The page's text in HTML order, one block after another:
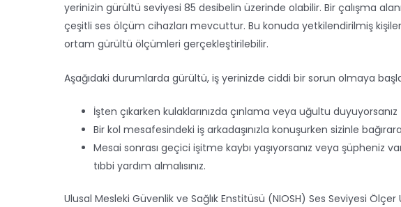
yerinizin gürültü seviyesi 85 desibelin üzerinde olabilir. Bir çalışma
çeşitli ses ölçüm cihazları mevcuttur. Bu konuda yetkilendirilmiş
ortam gürültü ölçümleri gerçekleştirilebilir.
Aşağıdaki durumlarda gürültü, iş yerinizde ciddi bir sorun olmaya
İşten çıkarken kulaklarınızda çınlama veya uğultu duyuyorsanız
Bir kol mesafesindeki iş arkadaşınızla konuşurken sizinle
Mesai sonrası geçici işitme kaybı yaşıyorsanız veya şüpheniz
tıbbi yardım almalısınız.
Ulusal Mesleki Güvenlik ve Sağlık Enstitüsü (NIOSH) Ses Seviyesi